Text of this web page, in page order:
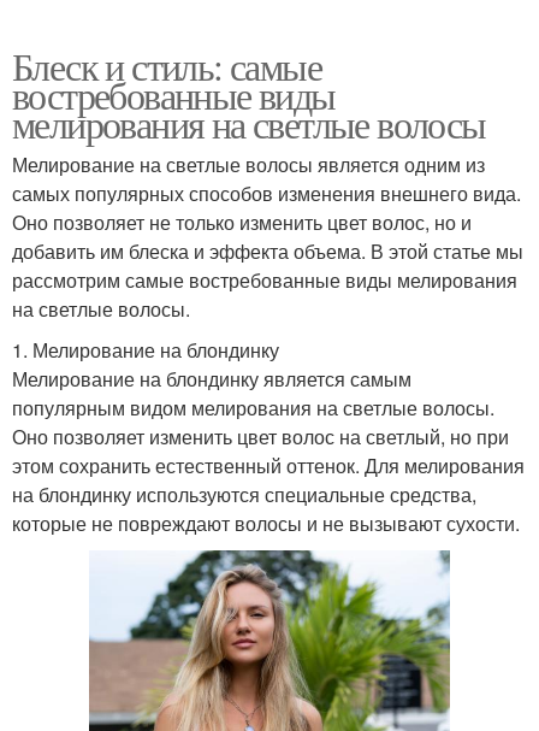
Блеск и стиль: самые
востребованные виды
мелирования на светлые волосы
Мелирование на светлые волосы является одним из
самых популярных способов изменения внешнего вида.
Оно позволяет не только изменить цвет волос, но и
добавить им блеска и эффекта объема. В этой статье мы
рассмотрим самые востребованные виды мелирования
на светлые волосы.
1. Мелирование на блондинку
Мелирование на блондинку является самым
популярным видом мелирования на светлые волосы.
Оно позволяет изменить цвет волос на светлый, но при
этом сохранить естественный оттенок. Для мелирования
на блондинку используются специальные средства,
которые не повреждают волосы и не вызывают сухости.